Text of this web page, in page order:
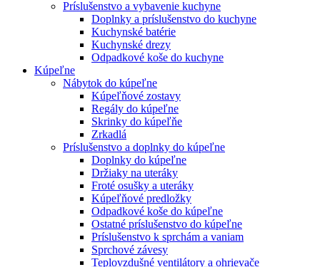
Príslušenstvo a vybavenie kuchyne
Doplnky a príslušenstvo do kuchyne
Kuchynské batérie
Kuchynské drezy
Odpadkové koše do kuchyne
Kúpeľne
Nábytok do kúpeľne
Kúpeľňové zostavy
Regály do kúpeľne
Skrinky do kúpeľňe
Zrkadlá
Príslušenstvo a doplnky do kúpeľne
Doplnky do kúpeľne
Držiaky na uteráky
Froté osušky a uteráky
Kúpeľňové predložky
Odpadkové koše do kúpeľne
Ostatné príslušenstvo do kúpeľne
Príslušenstvo k sprchám a vaniam
Sprchové závesy
Teplovzdušné ventilátory a ohrievače